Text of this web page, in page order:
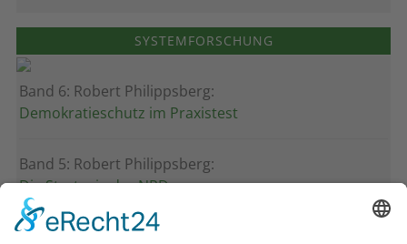
SYSTEMFORSCHUNG
Band 6: Robert Philippsberg:
Demokratieschutz im Praxistest
Band 5: Robert Philippsberg:
Die Strategie der NPD
Band 4: Uwe Wagschal (Hg.):